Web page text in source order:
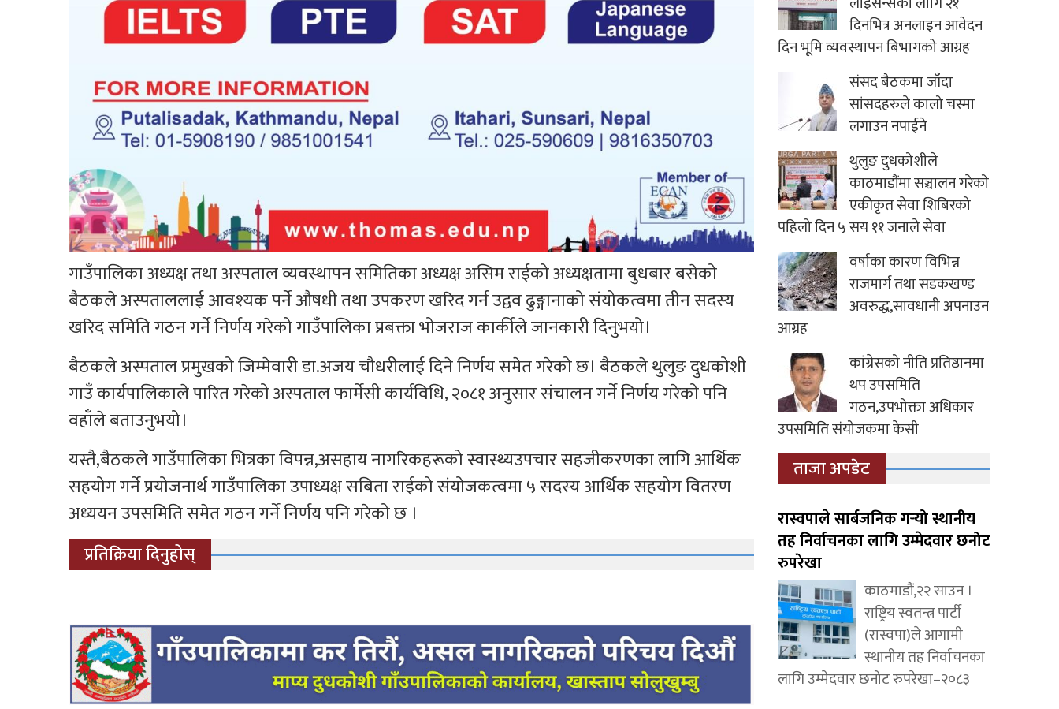
गाउँपालिका अध्यक्ष तथा अस्पताल व्यवस्थापन समितिका अध्यक्ष असिम राईको अध्यक्षतामा बुधबार बसेको
बैठकले अस्पताललाई आवश्यक पर्ने औषधी तथा उपकरण खरिद गर्न उद्वव ढुङ्गानाको संयोकत्वमा तीन सदस्य
खरिद समिति गठन गर्ने निर्णय गरेको गाउँपालिका प्रबक्ता भोजराज कार्कीले जानकारी दिनुभयो।
बैठकले अस्पताल प्रमुखको जिम्मेवारी डा.अजय चौधरीलाई दिने निर्णय समेत गरेको छ। बैठकले थुलुङ दुधकोशी
गाउँ कार्यपालिकाले पारित गरेको अस्पताल फार्मेसी कार्यविधि, २०८१ अनुसार संचालन गर्ने निर्णय गरेको पनि
वहाँले बताउनुभयो।
यस्तै,बैठकले गाउँपालिका भित्रका विपन्न,असहाय नागरिकहरूको स्वास्थ्यउपचार सहजीकरणका लागि आर्थिक
सहयोग गर्ने प्रयोजनार्थ गाउँपालिका उपाध्यक्ष सबिता राईको संयोजकत्वमा ५ सदस्य आर्थिक सहयोग वितरण
अध्ययन उपसमिति समेत गठन गर्ने निर्णय पनि गरेको छ ।
प्रतिक्रिया दिनुहोस्
दिनभित्र अनलाइन आवेदन
दिन भूमि व्यवस्थापन बिभागको आग्रह
संसद बैठकमा जाँदा
सांसदहरुले कालो चस्मा
लगाउन नपाईने
थुलुङ दुधकोशीले
काठमाडौंमा सञ्चालन गरेको
एकीकृत सेवा शिबिरको
पहिलो दिन ५ सय ११ जनाले सेवा
वर्षाका कारण विभिन्न
राजमार्ग तथा सडकखण्ड
अवरुद्ध,सावधानी अपनाउन
आग्रह
कांग्रेसको नीति प्रतिष्ठानमा
थप उपसमिति
गठन,उपभोक्ता अधिकार
उपसमिति संयोजकमा केसी
ताजा अपडेट
रास्वपाले सार्बजनिक गर्‍यो स्थानीय
तह निर्वाचनका लागि उम्मेदवार छनोट
रुपरेखा
काठमाडौं,२२ साउन ।
राष्ट्रिय स्वतन्त्र पार्टी
(रास्वपा)ले आगामी
स्थानीय तह निर्वाचनका
लागि उम्मेदवार छनोट रुपरेखा–२०८३